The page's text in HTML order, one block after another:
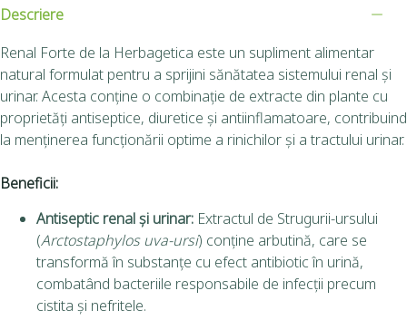
Descriere
Renal Forte de la Herbagetica este un supliment alimentar
natural formulat pentru a sprijini sănătatea sistemului renal și
urinar. Acesta conține o combinație de extracte din plante cu
proprietăți antiseptice, diuretice și antiinflamatoare, contribuind
la menținerea funcționării optime a rinichilor și a tractului urinar.
Beneficii:
Antiseptic renal și urinar: Extractul de Strugurii-ursului
(Arctostaphylos uva-ursi) conține arbutină, care se
transformă în substanțe cu efect antibiotic în urină,
combatând bacteriile responsabile de infecții precum
cistita și nefritele.